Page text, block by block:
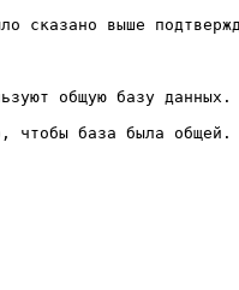
выше
общую базу данных.
чтобы база была